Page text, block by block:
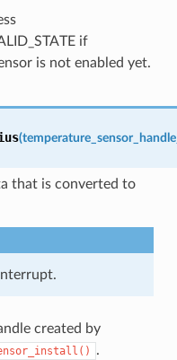
if
is not enabled yet.
(
that is converted to
created by
.